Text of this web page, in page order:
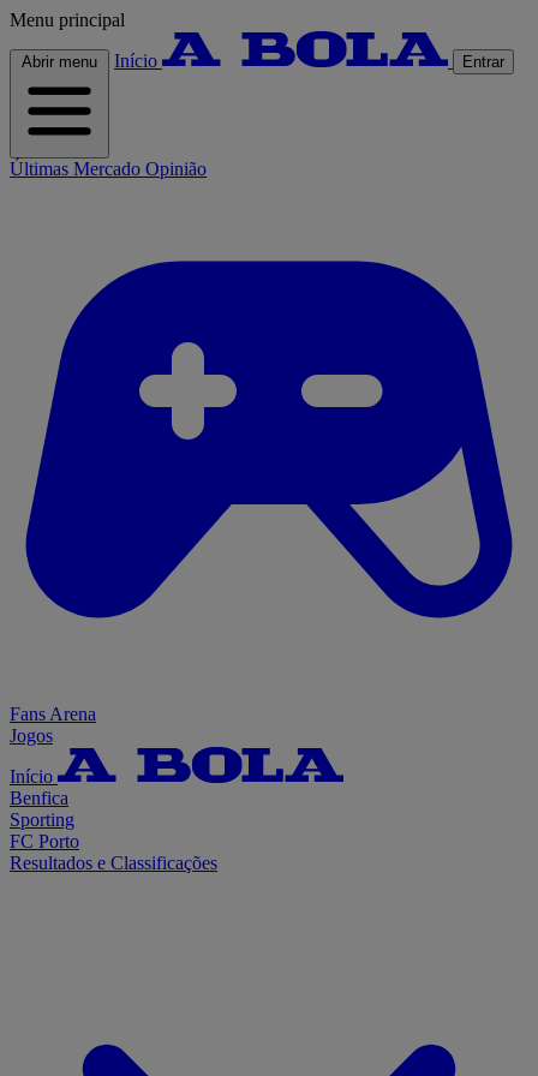
Menu principal
Abrir menu Início Entrar
Últimas Mercado Opinião
Fans Arena
Jogos
Início
Benfica
Sporting
FC Porto
Resultados e Classificações